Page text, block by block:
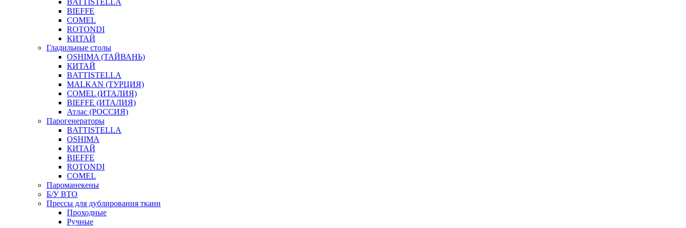
BATTISTELLA
BIEFFE
COMEL
ROTONDI
КИТАЙ
Гладильные столы
OSHIMA (ТАЙВАНЬ)
КИТАЙ
BATTISTELLA
MALKAN (ТУРЦИЯ)
COMEL (ИТАЛИЯ)
BIEFFE (ИТАЛИЯ)
Атлас (РОССИЯ)
Парогенераторы
BATTISTELLA
OSHIMA
КИТАЙ
BIEFFE
ROTONDI
COMEL
Пароманекены
Б/У ВТО
Прессы для дублирования ткани
Проходные
Ручные